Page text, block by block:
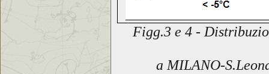
Figg.3 e 4 -
a MILANO-